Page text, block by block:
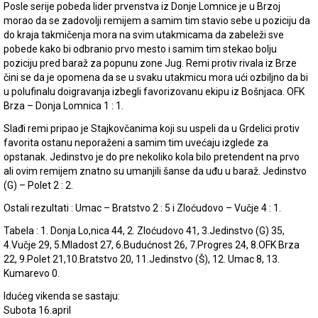
Posle serije pobeda lider prvenstva iz Donje Lomnice je u Brzoj
morao da se zadovolji remijem a samim tim stavio sebe u poziciju da
do kraja takmičenja mora na svim utakmicama da zabeleži sve
pobede kako bi odbranio prvo mesto i samim tim stekao bolju
poziciju pred baraž za popunu zone Jug. Remi protiv rivala iz Brze
čini se da je opomena da se u svaku utakmicu mora ući ozbiljno da bi
u polufinalu doigravanja izbegli favorizovanu ekipu iz Bošnjaca. OFK
Brza – Donja Lomnica 1 : 1.
Slađi remi pripao je Stajkovčanima koji su uspeli da u Grdelici protiv
favorita ostanu neporaženi a samim tim uvećaju izglede za
opstanak. Jedinstvo je do pre nekoliko kola bilo pretendent na prvo
ali ovim remijem znatno su umanjili šanse da uđu u baraž. Jedinstvo
(G) – Polet 2 : 2.
Ostali rezultati : Umac – Bratstvo 2 : 5 i Zloćudovo – Vučje 4 : 1.
Tabela : 1. Donja Lo,nica 44, 2. Zloćudovo 41, 3.Jedinstvo (G) 35,
4.Vučje 29, 5.Mladost 27, 6.Budućnost 26, 7.Progres 24, 8.OFK Brza
22, 9.Polet 21,10.Bratstvo 20, 11.Jedinstvo (Š), 12. Umac 8, 13.
Kumarevo 0.
Idućeg vikenda se sastaju:
Subota 16.april